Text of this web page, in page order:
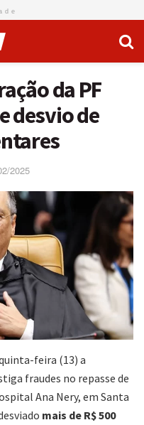
da PF
desvio de
2025
feira (13) a
fraudes no repasse de
Ana Nery, em Santa
mais de R$ 500